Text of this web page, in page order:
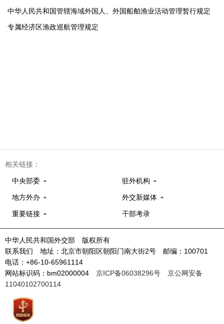
中华人民共和国管辖海域外国人、外国船舶渔业活动管理暂行规定
专属经济区渔政巡航管理规定
相关链接：
中央部委 驻外机构
地方外办 外交新媒体
重要链接 干部考录
中华人民共和国外交部 版权所有
联系我们 地址：北京市朝阳区朝阳门南大街2号 邮编：100701
电话：+86-10-65961114
网站标识码：bm02000004 京ICP备06038296号
京公网安备
11040102700114